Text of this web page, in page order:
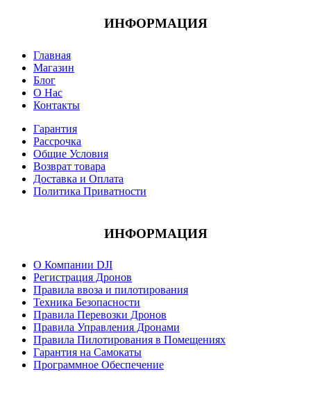
ИНФОРМАЦИЯ
Главная
Магазин
Блог
О Нас
Контакты
Гарантия
Рассрочка
Общие Условия
Возврат товара
Доставка и Оплата
Политика Приватности
ИНФОРМАЦИЯ
О Компании DJI
Регистрация Дронов
Правила ввоза и пилотирования
Техника Безопасности
Правила Перевозки Дронов
Правила Управления Дронами
Правила Пилотирования в Помещениях
Гарантия на Самокаты
Программное Обеспечение